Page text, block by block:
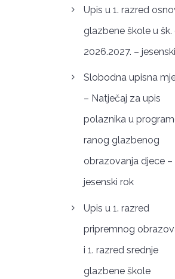
Upis u 1. razred
glazbene škole u šk.
2026.2027. –
Slobodna upisna
– Natječaj za upis
polaznika u
ranog glazbenog
obrazovanja djece –
jesenski rok
Upis u 1. razred
pripremnog
i 1. razred srednje
glazbene škole